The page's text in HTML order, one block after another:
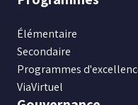
Élémentaire
Secondaire
Programmes
ViaVirtuel